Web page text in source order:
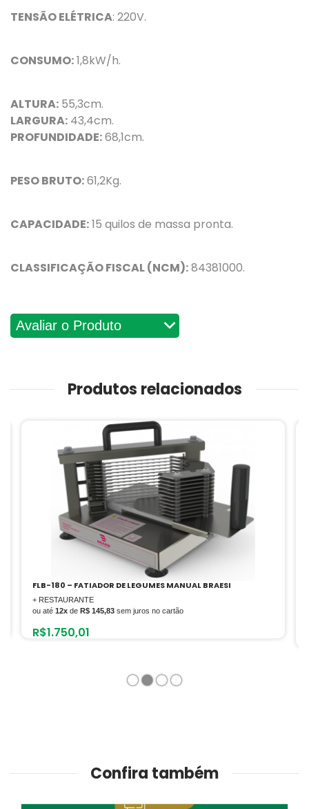
TENSÃO ELÉTRICA: 220V.
CONSUMO:1,8kW/h.
ALTURA: 55,3cm.
LARGURA: 43,4cm.
PROFUNDIDADE:68,1cm.
PESO BRUTO:61,2Kg.
CAPACIDADE:15 quilos de massa pronta.
CLASSIFICAÇÃO FISCAL (NCM):84381000.
Avaliações
Produtos relacionados
CBI-500N/1 – CILINDRO INOX 500MM 2 MOTORES 1,5C.V.
+ PADARIA
R$22.000,00
1 2 3 4
Confira também